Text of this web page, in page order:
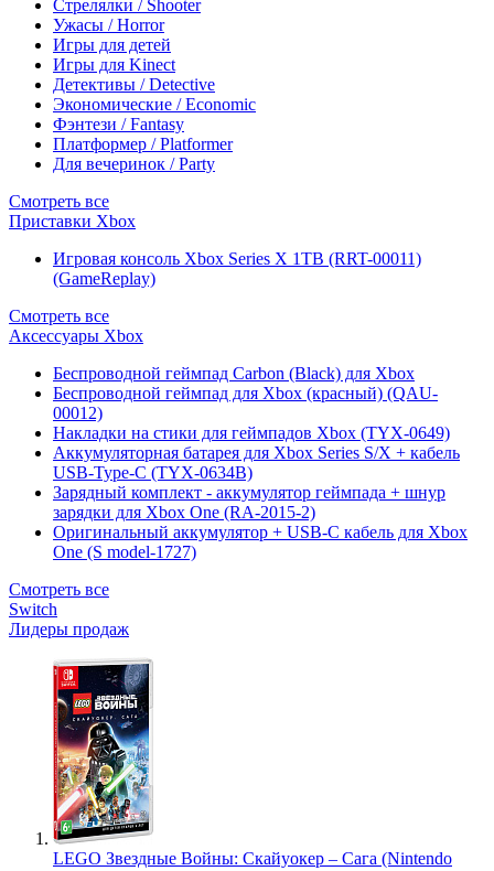
Стрелялки / Shooter
Ужасы / Horror
Игры для детей
Игры для Kinect
Детективы / Detective
Экономические / Economic
Фэнтези / Fantasy
Платформер / Platformer
Для вечеринок / Party
Смотреть все
Приставки Xbox
Игровая консоль Xbox Series X 1TB (RRT-00011)
(GameReplay)
Смотреть все
Аксессуары Xbox
Беспроводной геймпад Carbon (Black) для Xbox
Беспроводной геймпад для Xbox (красный) (QAU-
00012)
Накладки на стики для геймпадов Xbox (TYX-0649)
Аккумуляторная батарея для Xbox Series S/X + кабель
USB-Type-C (TYX-0634B)
Зарядный комплект - аккумулятор геймпада + шнур
зарядки для Xbox One (RA-2015-2)
Оригинальный аккумулятор + USB-C кабель для Xbox
One (S model-1727)
Смотреть все
Switch
Лидеры продаж
LEGO Звездные Войны: Скайуокер – Сага (Nintendo